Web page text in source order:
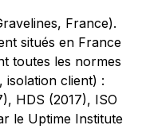
France).
situés en France
toutes les normes
isolation client) :
HDS (2017), ISO
le Uptime Institute